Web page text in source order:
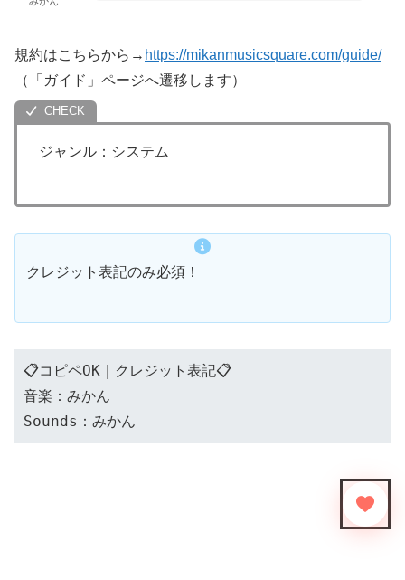
規約はこちらから→ https://mikanmusicsquare.com/guide/
（「ガイド」ページへ遷移します）
ジャンル：システム
クレジット表記のみ必須！
📋コピペOK｜クレジット表記📋
音楽：みかん
Sounds：みかん